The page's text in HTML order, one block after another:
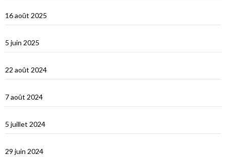
16 août 2025
5 juin 2025
22 août 2024
7 août 2024
5 juillet 2024
29 juin 2024